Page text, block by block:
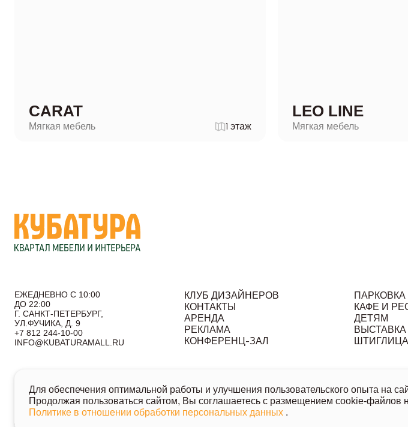
CARAT
Мягкая мебель 1 этаж
LEO LINE
Мягкая мебель
ЕЖЕДНЕВНО С 10:00
ДО 22:00
Г. САНКТ-ПЕТЕРБУРГ,
УЛ.ФУЧИКА, Д. 9
+7 812 244-10-00
INFO@KUBATURAMALL.RU
КЛУБ ДИЗАЙНЕРОВ
КОНТАКТЫ
АРЕНДА
РЕКЛАМА
КОНФЕРЕНЦ-ЗАЛ
ПАРКОВКА
КАФЕ И
ДЕТЯМ
ВЫСТАВКА
ШТИГЛИЦА
© 2026 Кубатура. Квартал мебели и интерьера
Информация о товарах и ценах на сайте не является публичной офертой, носит исключительно
Для получения подробной информации о наличии и стоимости указанных товаров и услуг напишите
Для обеспечения оптимальной работы и улучшения пользовательского опыта на
Продолжая пользоваться сайтом, Вы соглашаетесь с размещением cookie-файлов
Политике в отношении обработки персональных данных .